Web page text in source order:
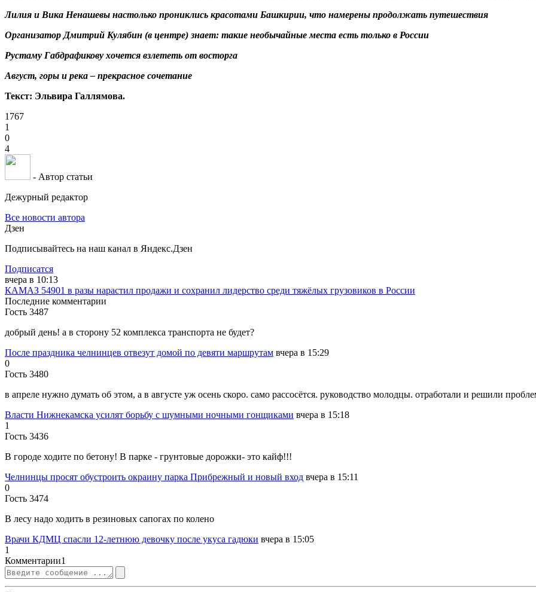
Лилия и Вика Ненашевы настолько прониклись красотами Башкирии, что намерены продолжать путешествия
Организатор Дмитрий Кулябин (в центре) знает: такие необычайные места есть только в России
Рустаму Габдрафикову хочется взлететь от восторга
Август, горы и река – прекрасное сочетание
Текст: Эльвира Галлямова.
1767
1
0
4
- Автор статьи
Дежурный редактор
Все новости автора
Дзен
Подписывайтесь на наш канал в Яндекс.Дзен
Подписатся
вчера в 10:13
КАМАЗ 54901 в разы нарастил продажи и сохранил лидерство среди тяжёлых грузовиков в России
Последние комментарии
Гость 3487
добрый день! а в сторону 52 комплекса транспорта не будет?
После праздника челнинцев отвезут домой по девяти маршрутам вчера в 15:29
0
Гость 3480
в апреле нужно думать об этом, а в августе уж осень скоро. само рассосётся. руководство молодцы. отработали и решили
Власти Нижнекамска усилят борьбу с шумными ночными гонщиками вчера в 15:18
1
Гость 3436
В городе ходите по бетону! В парке - грунтовые дорожки- это кайф!!!
Челнинцы просят обустроить окраину парка Прибрежный и новый вход вчера в 15:11
0
Гость 3474
В лесу надо ходить в резиновых сапогах по колено
Врачи КДМЦ спасли 12-летнюю девочку после укуса гадюки вчера в 15:05
1
Комментарии1